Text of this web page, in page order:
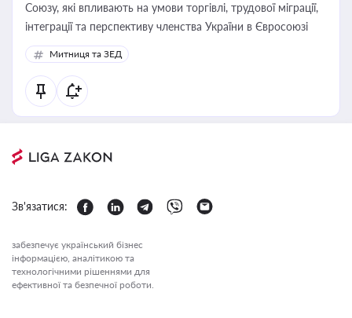
Союзу, які впливають на умови торгівлі, трудової міграції,
інтеграції та перспективу членства України в Євросоюзі
Митниця та ЗЕД
Зв'язатися:
забезпечує український бізнес
інформацією, аналітикою та
технологічними рішеннями для
ефективної та безпечної роботи.